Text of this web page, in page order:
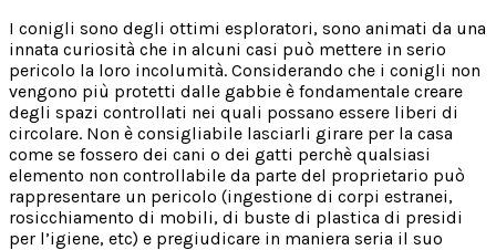
I conigli sono degli ottimi esploratori, sono animati da una
innata curiosità che in alcuni casi può mettere in serio
pericolo la loro incolumità. Considerando che i conigli non
vengono più protetti dalle gabbie è fondamentale creare
degli spazi controllati nei quali possano essere liberi di
circolare. Non è consigliabile lasciarli girare per la casa
come se fossero dei cani o dei gatti perchè qualsiasi
elemento non controllabile da parte del proprietario può
rappresentare un pericolo (ingestione di corpi estranei,
rosicchiamento di mobili, di buste di plastica di presidi
per l’igiene, etc) e pregiudicare in maniera seria il suo